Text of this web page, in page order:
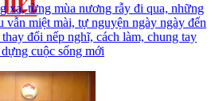
xa, từng mùa nương rẫy đi qua, những
miệt mài, tự nguyện ngày ngày đến
đổi nếp nghĩ, cách làm, chung tay
cuộc sống mới